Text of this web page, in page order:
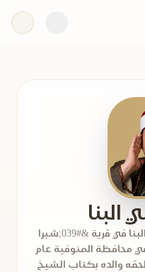
البنا
ولد القارئ الشيخ محمود علي البنا في قرية &#039;شبرا
في محافظة المنوفية عام
والده بكتاب الشيخ